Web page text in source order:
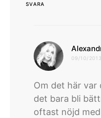
SVARA
09/10/
Om det här var
det bara bli
oftast nöjd